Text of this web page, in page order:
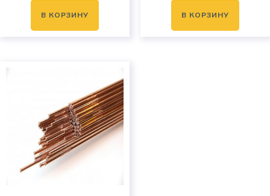
В КОРЗИНУ В КОРЗИНУ